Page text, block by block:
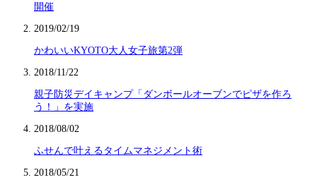
開催
2019/02/19
かわいいKYOTO大人女子旅第2弾
2018/11/22
親子防災デイキャンプ「ダンボールオーブンでピザを作ろ
う！」を実施
2018/08/02
ふせんで叶えるタイムマネジメント術
2018/05/21